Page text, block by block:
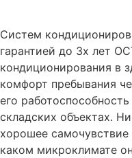
Систем
гарантией до 3х лет
кондиционирования в
комфорт пребывания
его
складских объектах.
хорошее самочувствие
каком микроклимате